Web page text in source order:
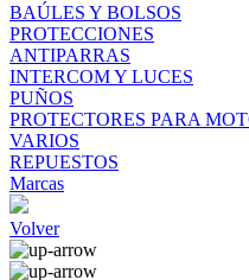
BAÚLES Y BOLSOS
PROTECCIONES
ANTIPARRAS
INTERCOM Y LUCES
PUÑOS
PROTECTORES PARA
VARIOS
REPUESTOS
Marcas
Volver